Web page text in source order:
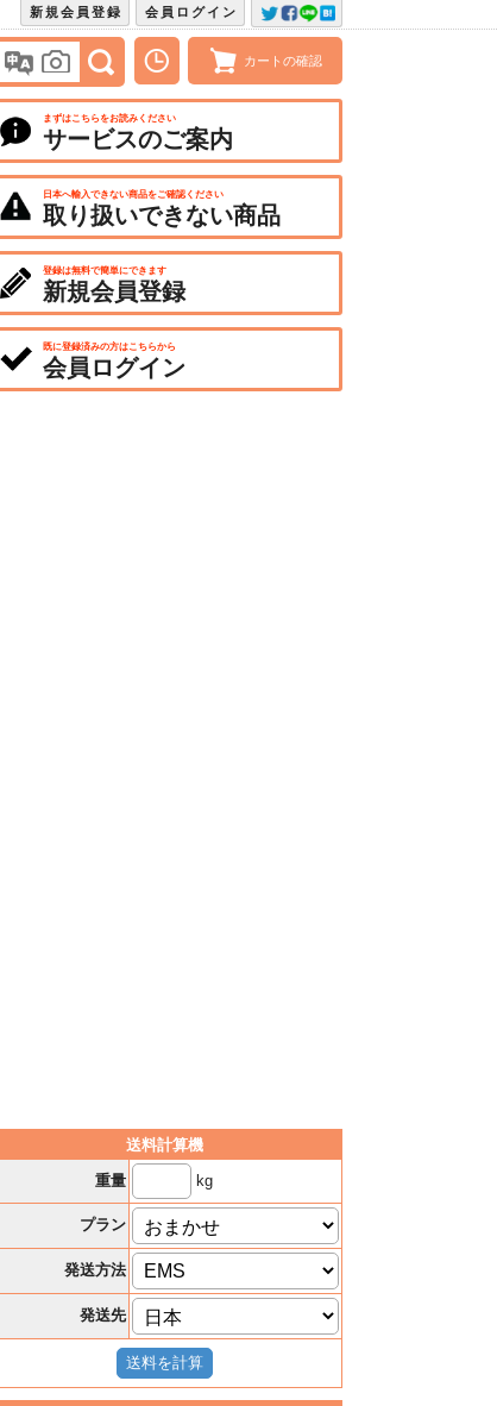
会員ログイン
新規会員登録
カートの確認
まずはこちらをお読みください
サービスのご案内
日本へ輸入できない商品をご確認ください
取り扱いできない商品
登録は無料で簡単にできます
新規会員登録
既に登録済みの方はこちらから
会員ログイン
送料計算機
重量
kg
プラン
発送方法
発送先